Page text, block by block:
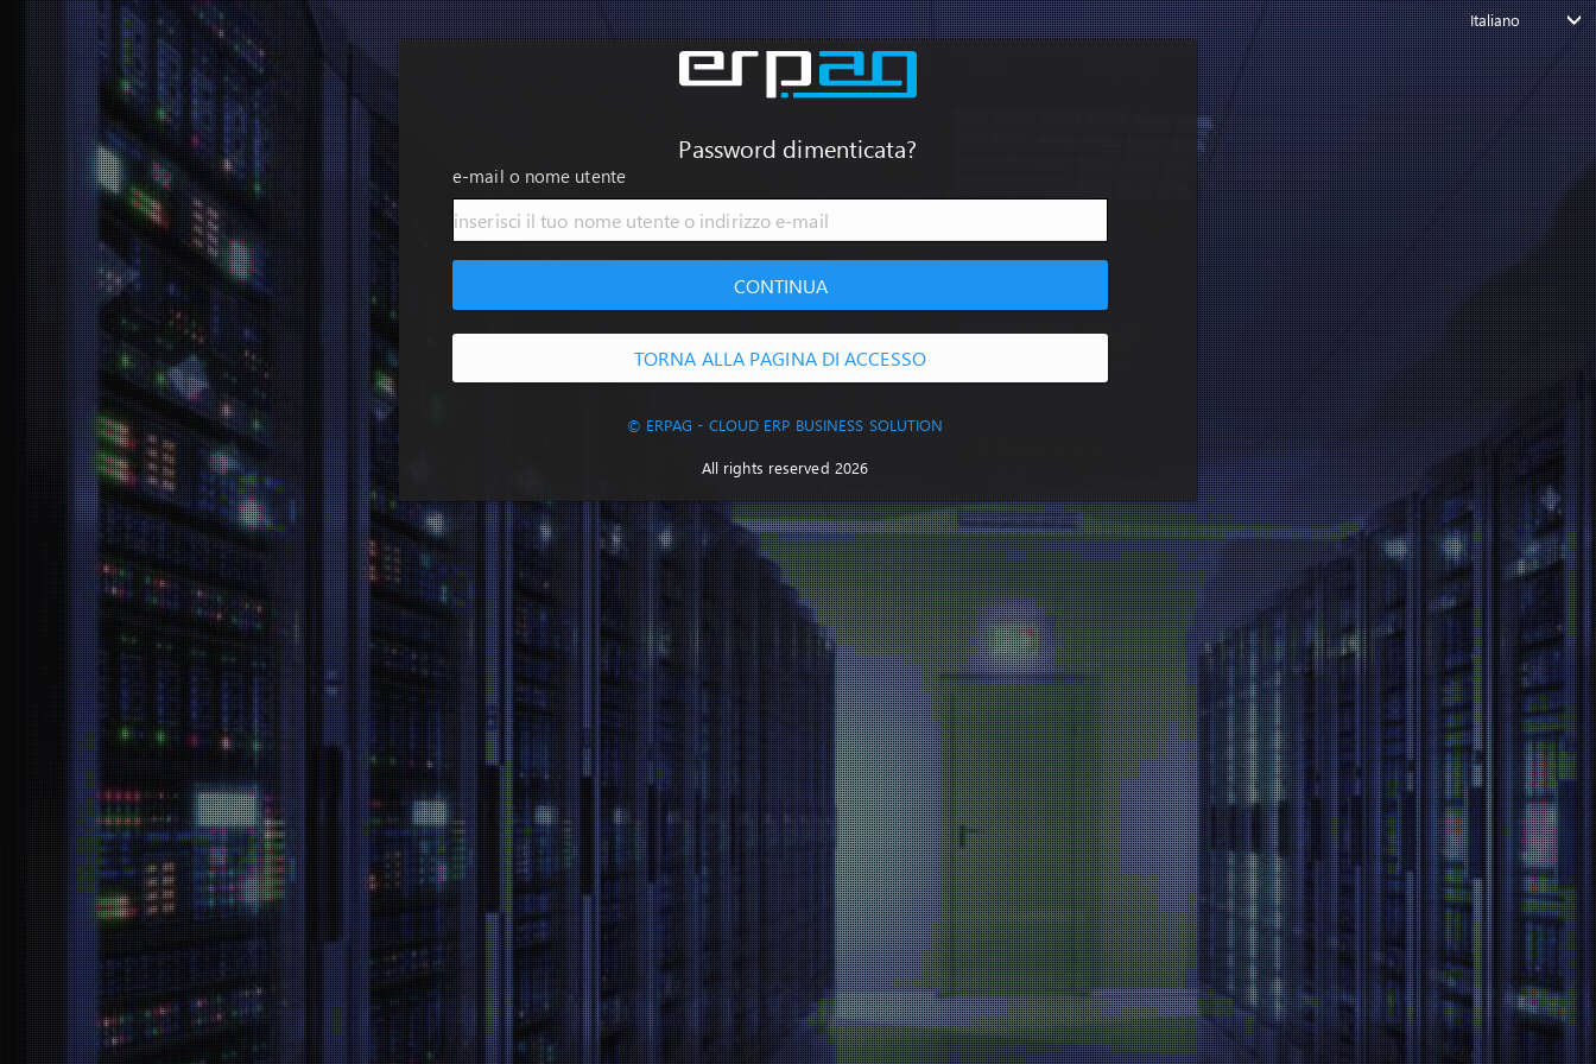
Italiano
Password dimenticata?
e-mail o nome utente
CONTINUA
TORNA ALLA PAGINA DI ACCESSO
© ERPAG - CLOUD ERP BUSINESS SOLUTION
All rights reserved 2026